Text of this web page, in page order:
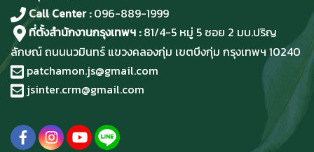
Call Center :096-889-1999
ที่ตั้งสำนักงานกรุงเทพฯ : 81/4-5 หมู่ 5 ซอย 2 มบ.ปริญ
ลักษณ์ ถนนนวมินทร์ แขวงคลองกุ่ม เขตบึงกุ่ม กรุงเทพฯ 10240
patchamon.js@gmail.com
jsinter.crm@gmail.com